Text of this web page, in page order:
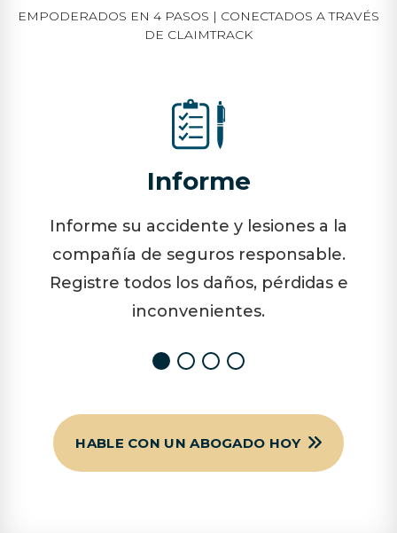
EMPODERADOS EN 4 PASOS | CONECTADOS A TRAVÉS
DE CLAIMTRACK
Informe
Informe su accidente y lesiones a la
compañía de seguros responsable.
Registre todos los daños, pérdidas e
inconvenientes.
HABLE CON UN ABOGADO HOY